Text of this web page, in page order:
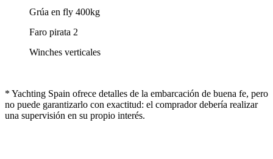
Grúa en fly 400kg
Faro pirata 2
Winches verticales
* Yachting Spain ofrece detalles de la embarcación de buena fe, pero
no puede garantizarlo con exactitud: el comprador debería realizar
una supervisión en su propio interés.